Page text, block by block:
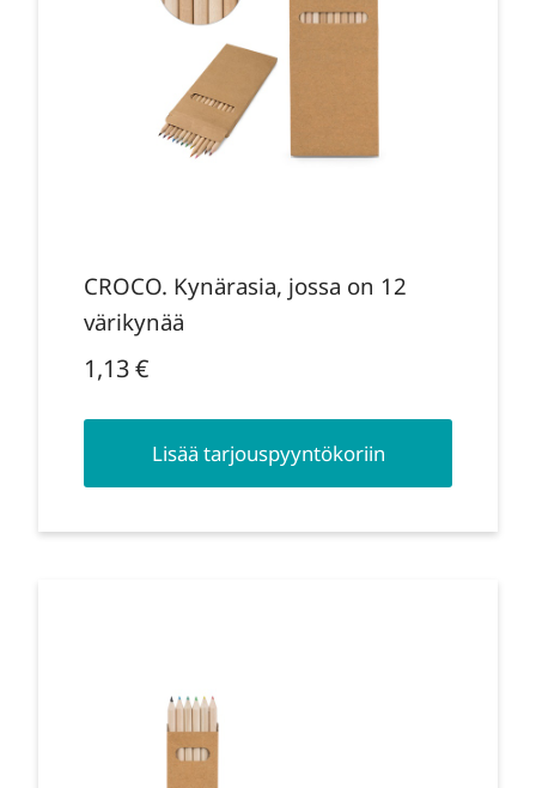
CROCO. Kynärasia, jossa on 12
värikynää
1,13€
Lisää tarjouspyyntökoriin